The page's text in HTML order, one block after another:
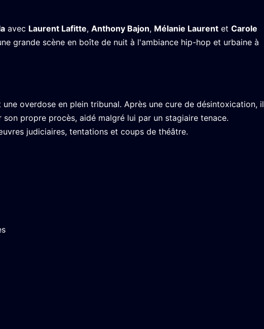
avec Laurent Lafitte, Anthony Bajon, Mélanie Laurent et Carole
grande scène en boîte de nuit à l'ambiance hip-hop et urbaine à
overdose en plein tribunal. Après une cure de désintoxication, il
propre procès, aidé malgré lui par un stagiaire tenace.
judiciaires, tentations et coups de théâtre.